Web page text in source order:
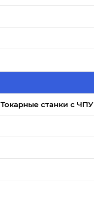
Токарные станки с ЧПУ